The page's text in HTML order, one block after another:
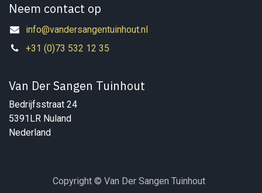
Neem contact op
info@vandersangentuinhout.nl
+31 (0)73 532 12 35
Van Der Sangen Tuinhout
Bedrijfsstraat 24
5391LR Nuland
Nederland
Copyright © Van Der Sangen Tuinhout